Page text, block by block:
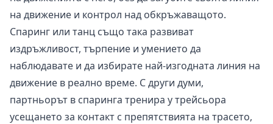
на движение и контрол над обкръжаващото.
Спаринг или танц също така развиват
издръжливост, търпение и умението да
наблюдавате и да избирате най-изгодната линия на
движение в реално време. С други думи,
партньорът в спаринга тренира у трейсьора
усещането за контакт с препятствията на трасето,